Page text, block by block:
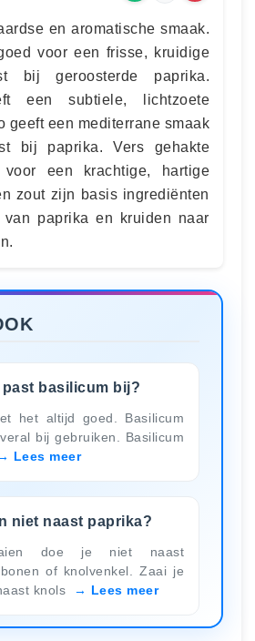
en aromatische smaak.
voor een frisse, kruidige
bij geroosterde paprika.
een subtiele, lichtzoete
geeft een mediterrane smaak
bij paprika. Vers gehakte
voor een krachtige, hartige
zout zijn basis ingrediënten
paprika en kruiden naar
past basilicum bij?
het altijd goed. Basilicum
bij gebruiken. Basilicum
Lees meer
niet naast paprika?
doe je niet naast
of knolvenkel. Zaai je
knols
Lees meer